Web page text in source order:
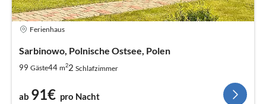
Ferienhaus
Sarbinowo, Polnische Ostsee, Polen
99 Gäste44 m22 Schlafzimmer
ab 91€ pro Nacht